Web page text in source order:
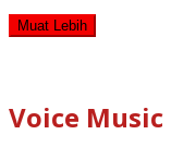
Muat Lebih
Voice Music